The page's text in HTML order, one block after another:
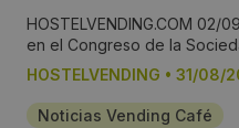
HOSTELVENDING.COM
en el Congreso de la
HOSTELVENDING • 31/08/
Noticias Vending Café